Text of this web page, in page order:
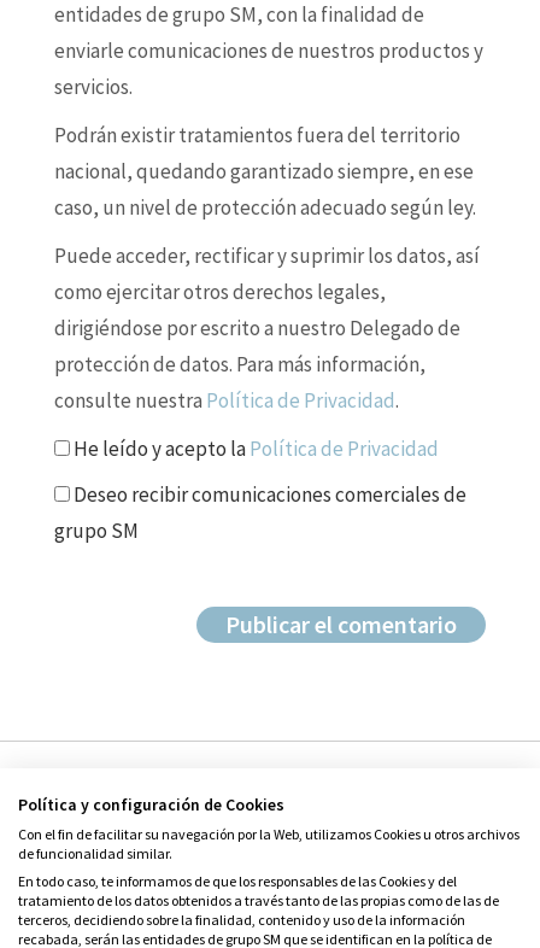
entidades de grupo SM, con la finalidad de
enviarle comunicaciones de nuestros productos y
servicios.
Podrán existir tratamientos fuera del territorio
nacional, quedando garantizado siempre, en ese
caso, un nivel de protección adecuado según ley.
Puede acceder, rectificar y suprimir los datos, así
como ejercitar otros derechos legales,
dirigiéndose por escrito a nuestro Delegado de
protección de datos. Para más información,
consulte nuestra Política de Privacidad.
He leído y acepto laPolítica de Privacidad
Deseo recibir comunicaciones comerciales de
grupo SM
© Grupo SM
Condiciones de uso
Política y configuración de Cookies
Con el fin de facilitar su navegación por la Web, utilizamos Cookies u otros archivos
de funcionalidad similar.
En todo caso, te informamos de que los responsables de las Cookies y del
tratamiento de los datos obtenidos a través tanto de las propias como de las de
terceros, decidiendo sobre la finalidad, contenido y uso de la información
recabada, serán las entidades de grupo SM que se identifican en la política de